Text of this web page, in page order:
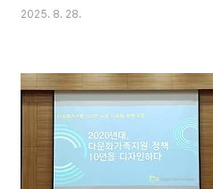
임신과 출산을 거쳐 양육까지의 이야기 · 작
품분야 : 사진일기, 숏폼(쇼츠, 릴스, 틱톡 등)
· 응모자격 : 경남도민 누구나(응모비 없음) ·
응모방법 : 웹하드(ID: ILOVEKID, PW:
1234)에서 공모신청서 및 정보 활용동의서
2025. 8. 28.